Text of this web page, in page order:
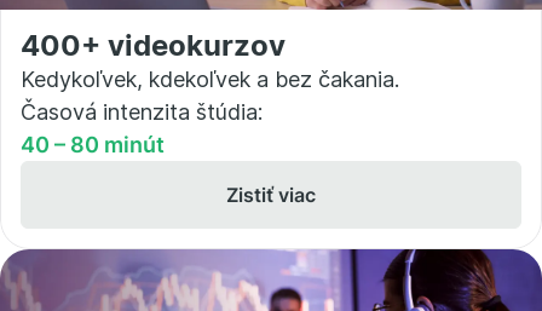
400+ videokurzov
Kedykoľvek, kdekoľvek a bez čakania.
Časová intenzita štúdia:
40 – 80 minút
Zistiť viac